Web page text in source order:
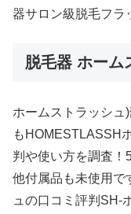
器サロン級脱毛フラ
脱毛器 ホーム
ホームストラッシュ
もHOMESTLASSH
判や使い方を調査！
他付属品も未使用で
ュの口コミ評判SH-